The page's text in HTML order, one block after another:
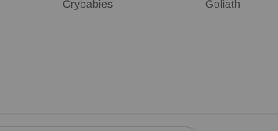
Crybabies Goliath